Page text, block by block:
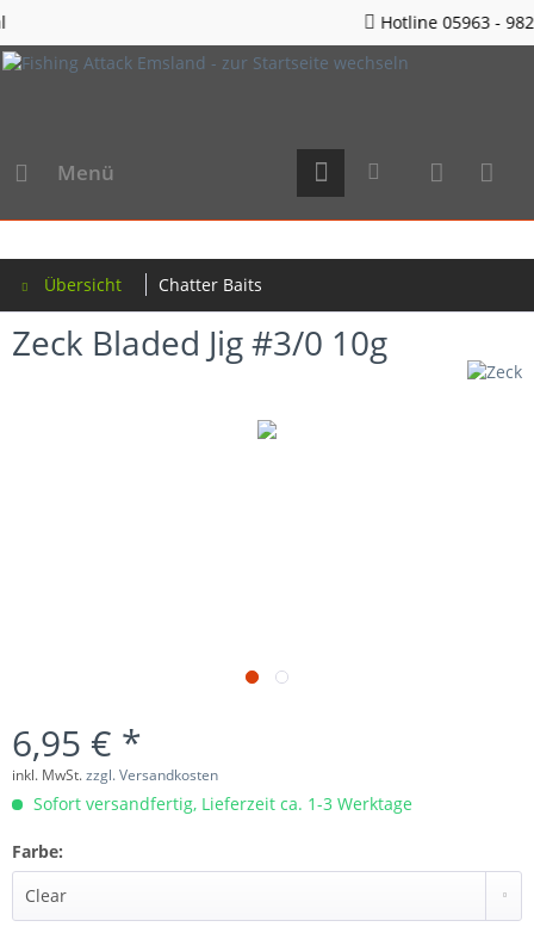
Hotline 05963 - 982823
Menü
Übersicht Chatter Baits
Zeck Bladed Jig #3/0 10g
6,95 € *
inkl. MwSt.zzgl. Versandkosten
Sofort versandfertig, Lieferzeit ca. 1-3 Werktage
Farbe: